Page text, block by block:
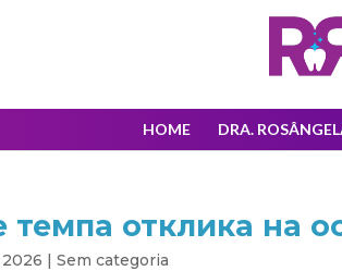
HOME DRA.
темпа отклика на
|Sem categoria